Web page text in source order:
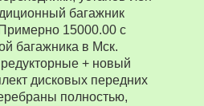
багажник
15000.00 с
багажника в Мск.
+ новый
дисковых передних
полностью,